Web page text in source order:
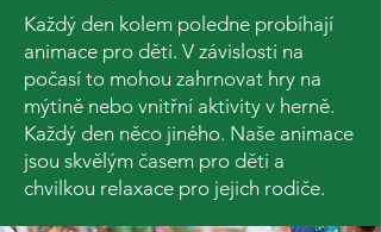
Každý den kolem poledne probíhají
animace pro děti. V závislosti na
počasí to mohou zahrnovat hry na
mýtině nebo vnitřní aktivity v herně.
Každý den něco jiného. Naše animace
jsou skvělým časem pro děti a
chvilkou relaxace pro jejich rodiče.